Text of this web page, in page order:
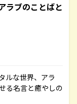
ラブのことばと
ルな世界、アラ
る名言と癒やしの